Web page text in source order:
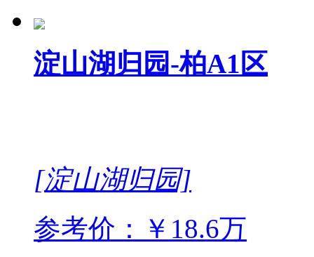
淀山湖归园-柏A1区
[淀山湖归园]
参考价：￥18.6万